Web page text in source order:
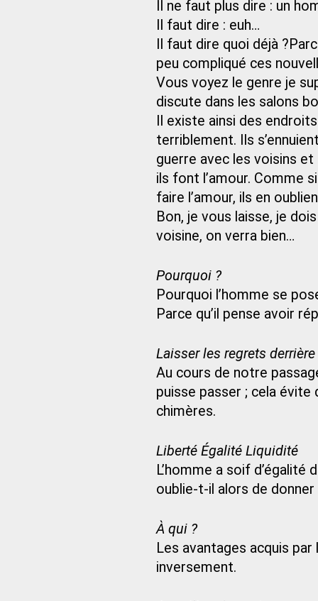
Il ne faut plus dire : un
Il faut dire : euh…
Il faut dire quoi déjà
peu compliqué ces
Vous voyez le genre je
discute dans les salons
Il existe ainsi des
terriblement. Ils
guerre avec les voisins et
ils font l’amour. Comme
faire l’amour, ils en
Bon, je vous laisse, je
voisine, on verra bien…
Pourquoi ?
Pourquoi l’homme se
Parce qu’il pense avoir
Laisser les regrets
Au cours de notre
puisse passer ; cela
chimères.
Liberté Égalité Liquidité
L’homme a soif d’égalité
oublie-t-il alors de
À qui ?
Les avantages acquis
inversement.